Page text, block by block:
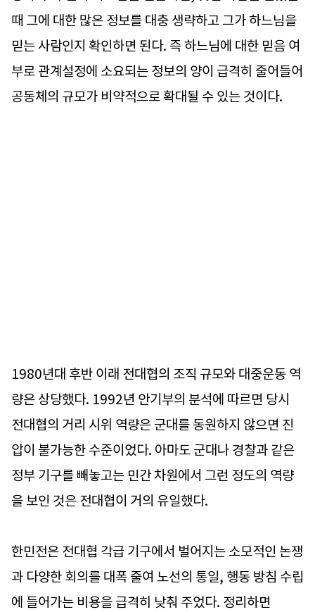
때 그에 대한 많은 정보를 대충 생략하고 그가 하느님을
믿는 사람인지 확인하면 된다. 즉 하느님에 대한 믿음 여
부로 관계설정에 소요되는 정보의 양이 급격히 줄어들어
공동체의 규모가 비약적으로 확대될 수 있는 것이다.
1980년대 후반 이래 전대협의 조직 규모와 대중운동 역
량은 상당했다. 1992년 안기부의 분석에 따르면 당시
전대협의 거리 시위 역량은 군대를 동원하지 않으면 진
압이 불가능한 수준이었다. 아마도 군대나 경찰과 같은
정부 기구를 빼놓고는 민간 차원에서 그런 정도의 역량
을 보인 것은 전대협이 거의 유일했다.
한민전은 전대협 각급 기구에서 벌어지는 소모적인 논쟁
과 다양한 회의를 대폭 줄여 노선의 통일, 행동 방침 수립
에 들어가는 비용을 급격히 낮춰 주었다. 정리하면